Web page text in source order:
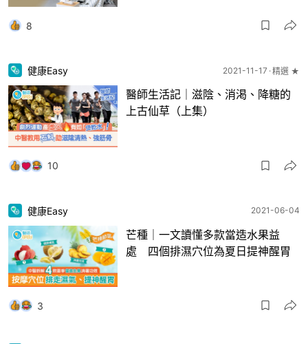
8
健康Easy 2021-11-17 精選 ★
醫師生活記｜滋陰、消渇、降糖的
上古仙草（上集）
10
健康Easy 2021-06-04
芒種｜一文讀懂多款當造水果益
處 四個排濕穴位為夏日提神醒胃
3